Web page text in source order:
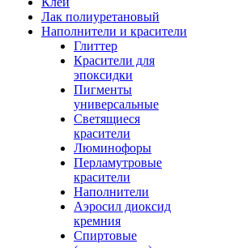
Лак полиуретановый
Наполнители и красители
Глиттер
Красители для
эпоксидки
Пигменты
универсальные
Светящиеся
красители
Люминофоры
Перламутровые
красители
Наполнители
Аэросил диоксид
кремния
Спиртовые